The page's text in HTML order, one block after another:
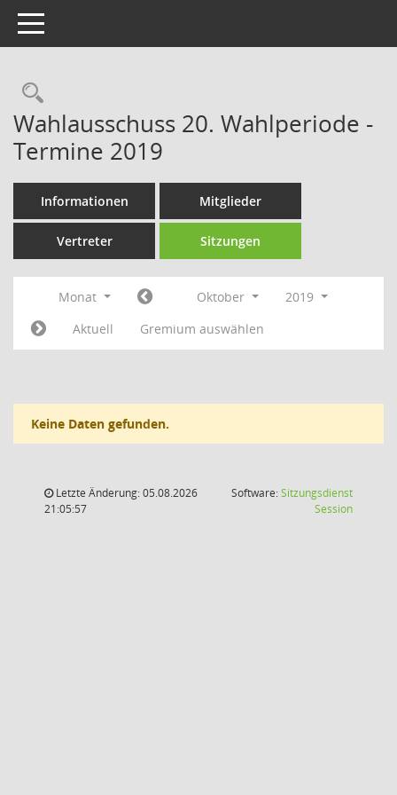
Toggle navigation
Rechercheauswahl
Wahlausschuss 20. Wahlperiode -
Termine 2019
Informationen Mitglieder
Vertreter Sitzungen
Monat Oktober
2019
Aktuell
Gremium auswählen
Keine Daten gefunden.
Letzte Änderung: 05.08.2026
21:05:57
Software:Sitzungsdienst
Session(Wird in